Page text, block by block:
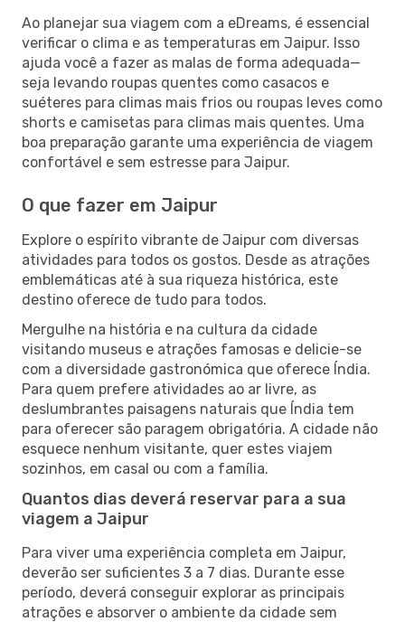
Ao planejar sua viagem com a eDreams, é essencial
verificar o clima e as temperaturas em Jaipur. Isso
ajuda você a fazer as malas de forma adequada—
seja levando roupas quentes como casacos e
suéteres para climas mais frios ou roupas leves como
shorts e camisetas para climas mais quentes. Uma
boa preparação garante uma experiência de viagem
confortável e sem estresse para Jaipur.
O que fazer em Jaipur
Explore o espírito vibrante de Jaipur com diversas
atividades para todos os gostos. Desde as atrações
emblemáticas até à sua riqueza histórica, este
destino oferece de tudo para todos.
Mergulhe na história e na cultura da cidade
visitando museus e atrações famosas e delicie-se
com a diversidade gastronómica que oferece Índia.
Para quem prefere atividades ao ar livre, as
deslumbrantes paisagens naturais que Índia tem
para oferecer são paragem obrigatória. A cidade não
esquece nenhum visitante, quer estes viajem
sozinhos, em casal ou com a família.
Quantos dias deverá reservar para a sua
viagem a Jaipur
Para viver uma experiência completa em Jaipur,
deverão ser suficientes 3 a 7 dias. Durante esse
período, deverá conseguir explorar as principais
atrações e absorver o ambiente da cidade sem